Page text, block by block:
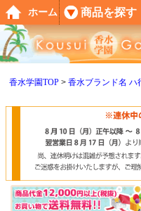
香水学園TOP 香水ブランド名 ハ
ホーム 商品を探す